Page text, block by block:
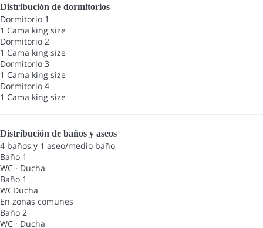
Distribución de dormitorios
Dormitorio 1
1 Cama king size
Dormitorio 2
1 Cama king size
Dormitorio 3
1 Cama king size
Dormitorio 4
1 Cama king size
Distribución de baños y aseos
4 baños y 1 aseo/medio baño
Baño 1
WC · Ducha
Baño 1
WCDucha
En zonas comunes
Baño 2
WC · Ducha